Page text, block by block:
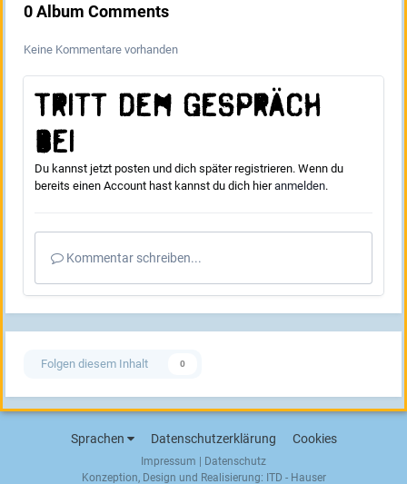
0 Album Comments
Keine Kommentare vorhanden
Tritt dem Gespräch
bei
Du kannst jetzt posten und dich später registrieren. Wenn du
bereits einen Account hast kannst du dich hieranmelden.
Kommentar schreiben...
Folgen diesem Inhalt 0
Sprachen Datenschutzerklärung Cookies
Impressum
Datenschutz
Konzeption, Design und Realisierung: ITD - Hauser